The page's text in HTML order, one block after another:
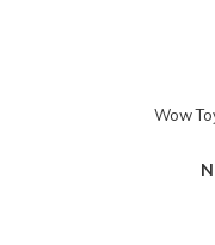
Wow